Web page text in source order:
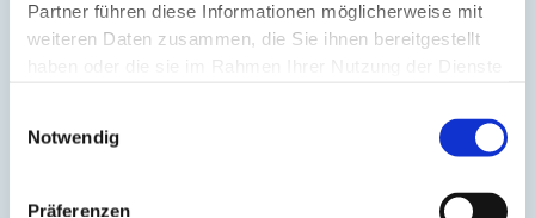
Partner führen diese Informationen möglicherweise mit
weiteren Daten zusammen, die Sie ihnen bereitgestellt
Notwendig
Präferenzen
Wassertemperaturen